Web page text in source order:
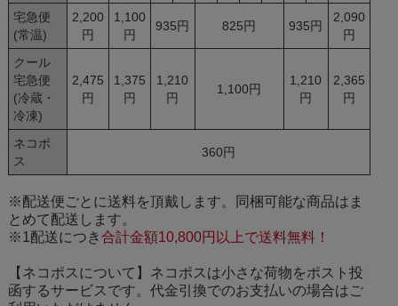
宅急便
(常温)
2,200
円
1,100
円
935円 825円 935円
2,090
円
クール
宅急便
(冷蔵・
冷凍)
2,475
円
1,375
円
1,210
円
1,100円
1,210
円
2,365
円
ネコポ
ス
360円
※配送便ごとに送料を頂戴します。同梱可能な商品はま
とめて配送します。
※1配送につき合計金額10,800円以上で送料無料！
【ネコポスについて】ネコポスは小さな荷物をポスト投
函するサービスです。代金引換でのお支払いの場合はご